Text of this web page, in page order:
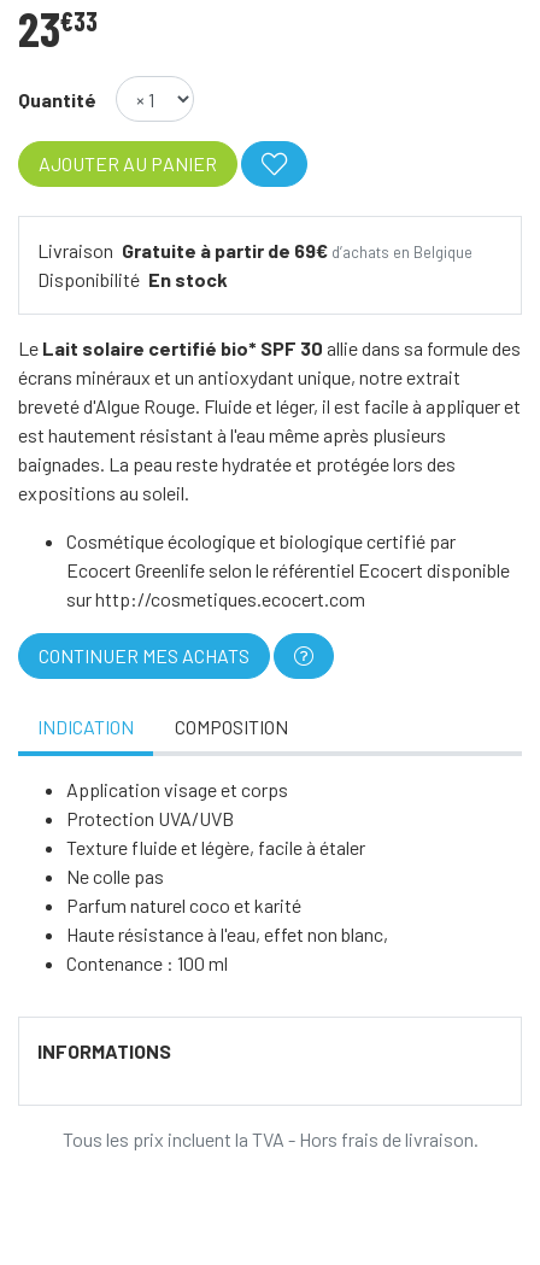
23€33
Quantité
AJOUTER AU PANIER
Livraison Gratuite à partir de 69€ d’achats en Belgique
Disponibilité En stock
Le Lait solaire certifié bio* SPF 30 allie dans sa formule des
écrans minéraux et un antioxydant unique, notre extrait
breveté d'Algue Rouge. Fluide et léger, il est facile à appliquer et
est hautement résistant à l'eau même après plusieurs
baignades. La peau reste hydratée et protégée lors des
expositions au soleil.
Cosmétique écologique et biologique certifié par
Ecocert Greenlife selon le référentiel Ecocert disponible
sur http://cosmetiques.ecocert.com
CONTINUER MES ACHATS
INDICATION COMPOSITION
Application visage et corps
Protection UVA/UVB
Texture fluide et légère, facile à étaler
Ne colle pas
Parfum naturel coco et karité
Haute résistance à l'eau, effet non blanc,
Contenance : 100 ml
INFORMATIONS
Tous les prix incluent la TVA - Hors frais de livraison.